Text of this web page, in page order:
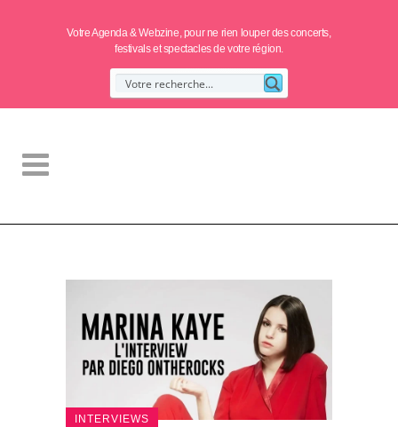
Votre Agenda & Webzine, pour ne rien louper des concerts,
festivals et spectacles de votre région.
INTERVIEWS